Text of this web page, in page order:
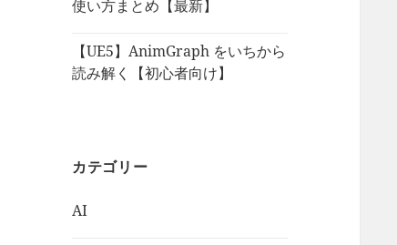
使い方まとめ【最新】
【UE5】AnimGraph をいちから
読み解く【初心者向け】
カテゴリー
AI